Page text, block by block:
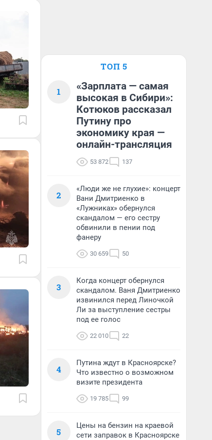
ТОП 5
1
«Зарплата — самая
высокая в Сибири»:
Котюков рассказал
Путину про
экономику края —
онлайн-трансляция
53 872 137
2
«Люди же не глухие»: концерт
Вани Дмитриенко в
«Лужниках» обернулся
скандалом — его сестру
обвинили в пении под
фанеру
30 659 50
3
Когда концерт обернулся
скандалом. Ваня Дмитриенко
извинился перед Линочкой
Ли за выступление сестры
под ее голос
22 010 22
4
Путина ждут в Красноярске?
Что известно о возможном
визите президента
19 785 99
5
Цены на бензин на краевой
сети заправок в Красноярске